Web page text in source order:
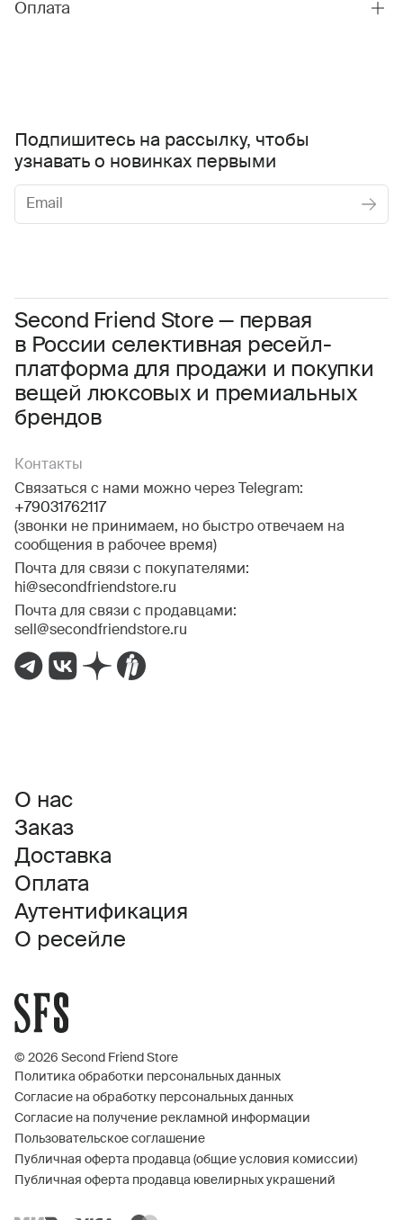
Оплата
Second Friend Store — первая
в России селективная ресейл-
платформа для продажи и покупки
вещей люксовых и премиальных
брендов
Контакты
Связаться с нами можно через Telegram:
+79031762117
(звонки не принимаем, но быстро отвечаем на
сообщения в рабочее время)
Почта для связи с покупателями:
hi@secondfriendstore.ru
Почта для связи с продавцами:
sell@secondfriendstore.ru
Подпишитесь на рассылку, чтобы
узнавать о новинках первыми
Соглашаюсь с условиями Пользовательского соглашения
Даю согласие на получение рекламной информации.
О нас
Заказ
Доставка
Оплата
Аутентификация
О ресейле
© 2026 Second Friend Store
Политика обработки персональных данных
Согласие на обработку персональных данных
Согласие на получение рекламной информации
Пользовательское соглашение
Публичная оферта продавца (общие условия комиссии)
Публичная оферта продавца ювелирных украшений